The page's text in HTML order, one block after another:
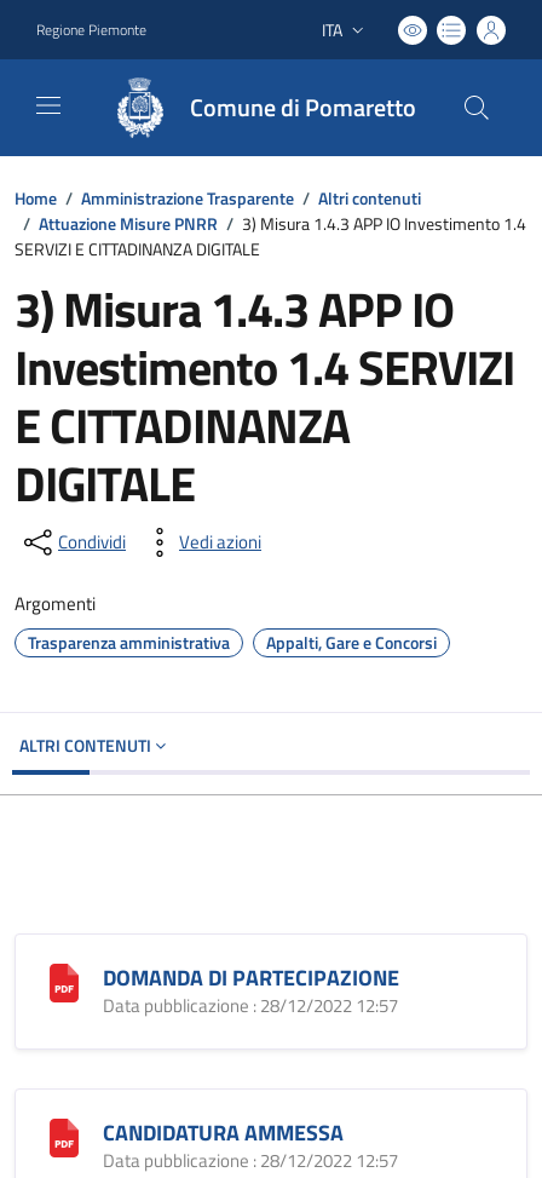
Regione Piemonte Lingua attiva:
ITA
Comune di Pomaretto
Home / Amministrazione Trasparente / Altri contenuti
/ Attuazione Misure PNRR / 3) Misura 1.4.3 APP IO Investimento 1.4
SERVIZI E CITTADINANZA DIGITALE
3) Misura 1.4.3 APP IO
Investimento 1.4 SERVIZI
E CITTADINANZA
DIGITALE
Condividi Vedi azioni
Argomenti
Trasparenza amministrativa Appalti, Gare e Concorsi
ALTRI CONTENUTI
DOMANDA DI PARTECIPAZIONE
Data pubblicazione : 28/12/2022 12:57
CANDIDATURA AMMESSA
Data pubblicazione : 28/12/2022 12:57